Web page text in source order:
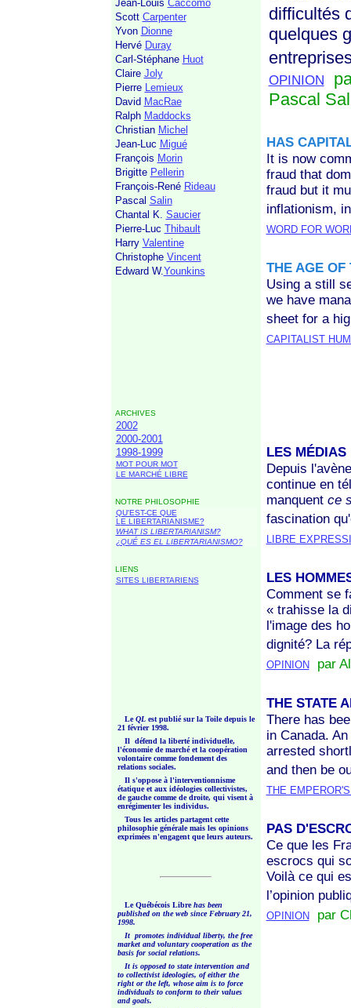
Jean-Louis Caccomo
Scott Carpenter
Yvon Dionne
Hervé Duray
Carl-Stéphane Huot
Claire Joly
Pierre Lemieux
David MacRae
Ralph Maddocks
Christian Michel
Jean-Luc Migué
François Morin
Brigitte Pellerin
François-René Rideau
Pascal Salin
Chantal K. Saucier
Pierre-Luc Thibault
Harry Valentine
Christophe Vincent
Edward W.Younkins
ARCHIVES
2002
2000-2001
1998-1999
MOT POUR MOT
LE MARCHÉ LIBRE
NOTRE PHILOSOPHIE
QU'EST-CE QUE
L E LIBERTARIANISME?
WHAT IS LIBERTARIANISM?
¿QUÉ ES EL LIBERTARIANISMO?
LIENS
SITES LIBERTARIENS
LeQL est publié sur la Toile depuis le
21 février 1998.
Il défend la liberté individuelle,
l'économie de marché et la coopération
volontaire comme fondement des
relations sociales.
Il s'oppose à l'interventionnisme
étatique et aux idéologies collectivistes,
de gauche comme de droite, qui visent à
enrégimenter les individus.
Tous les articles partagent cette
philosophie générale mais les opinions
exprimées n'engagent que leurs auteurs.
Le Québécois Librehas been
published on the web since February 21,
1998.
It promotes individual liberty, the free
market and voluntary cooperation as the
basis for social relations.
It is opposed to state intervention and
to collectivist ideologies, of either the
right or the left, whose aim is to force
individuals to conform to their values
and goals.
difficultés
quelques
OPINION
Pascal
HAS
It is now
fraud that
fraud but it
inflationism,
WORD FOR
THE AGE OF
Using a still
we have
sheet for a
CAPITALIST
LES MÉDIAS
Depuis
continue en
manquent ce
fascination
LIBRE
LES
Comment se
« trahissela
l'image des
dignité? La
OPINION par
THE STATE
There has
in Canada.
arrested
and then be
THE
PAS
Ce que les
escrocs qui
Voilà ce qui
l’opinion
OPINIONpar